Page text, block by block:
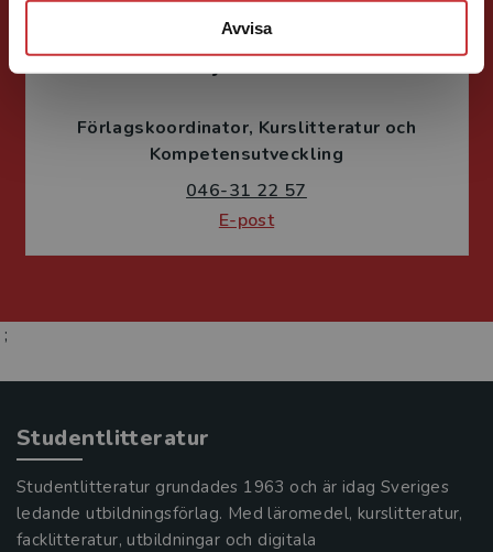
Avvisa
Förlagskoordinator Kurslitteratur och
Kompetensutveckling
046-31 22 57
E-post
;
Studentlitteratur
Studentlitteratur grundades 1963 och är idag Sveriges
ledande utbildningsförlag. Med läromedel, kurslitteratur,
facklitteratur, utbildningar och digitala